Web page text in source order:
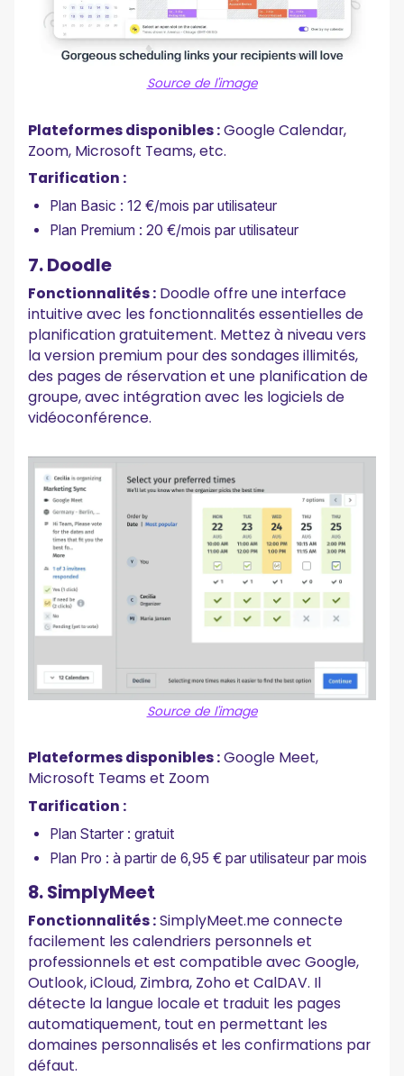
Source de l'image
Plateformes disponibles :Google Calendar,
Zoom, Microsoft Teams, etc.
Tarification :
Plan Basic : 12 €/mois par utilisateur
Plan Premium : 20 €/mois par utilisateur
7. Doodle
Fonctionnalités : Doodle offre une interface
intuitive avec les fonctionnalités essentielles de
planification gratuitement. Mettez à niveau vers
la version premium pour des sondages illimités,
des pages de réservation et une planification de
groupe, avec intégration avec les logiciels de
vidéoconférence.
Source de l'image
Plateformes disponibles :Google Meet,
Microsoft Teams et Zoom
Tarification :
Plan Starter : gratuit
Plan Pro : à partir de 6,95 € par utilisateur par mois
8. SimplyMeet
Fonctionnalités :SimplyMeet.me connecte
facilement les calendriers personnels et
professionnels et est compatible avec Google,
Outlook, iCloud, Zimbra, Zoho et CalDAV. Il
détecte la langue locale et traduit les pages
automatiquement, tout en permettant les
domaines personnalisés et les confirmations par
défaut.